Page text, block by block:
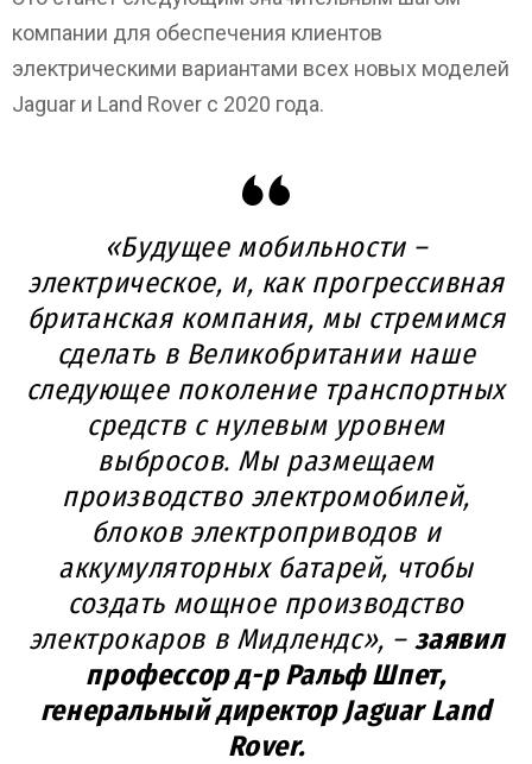
компании для обеспечения клиентов
электрическими вариантами всех новых моделей
Jaguar и Land Rover с 2020 года.
«Будущее мобильности –
электрическое, и, как прогрессивная
британская компания, мы стремимся
сделать в Великобритании наше
следующее поколение транспортных
средств с нулевым уровнем
выбросов. Мы размещаем
производство электромобилей,
блоков электроприводов и
аккумуляторных батарей, чтобы
создать мощное производство
электрокаров в Мидлендс», – заявил
профессор д-р Ральф Шпет,
генеральный директор Jaguar Land
Rover.